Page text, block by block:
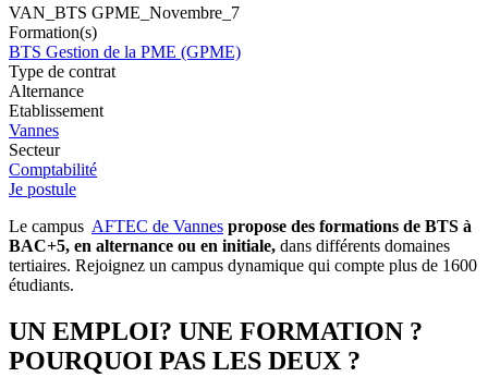
VAN_BTS GPME_Novembre_7
Formation(s)
BTS Gestion de la PME (GPME)
Type de contrat
Alternance
Etablissement
Vannes
Secteur
Comptabilité
Je postule
Le campus AFTEC de Vannes propose des formations de BTS à
BAC+5, en alternance ou en initiale, dans différents domaines
tertiaires. Rejoignez un campus dynamique qui compte plus de 1600
étudiants.
UN EMPLOI? UNE FORMATION ?
POURQUOI PAS LES DEUX ?